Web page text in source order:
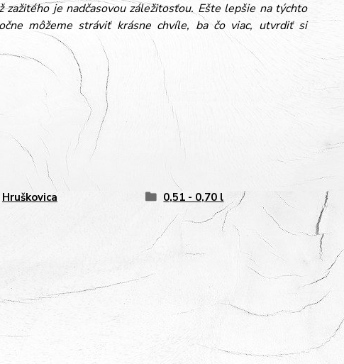
je nadčasovou záležitosťou. Ešte lepšie na týchto
môžeme stráviť krásne chvíle, ba čo viac, utvrdiť si
Hruškovica 0,51 - 0,70 l